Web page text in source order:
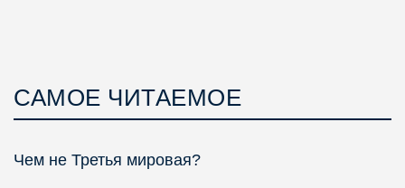
САМОЕ ЧИТАЕМОЕ
Чем не Третья мировая?